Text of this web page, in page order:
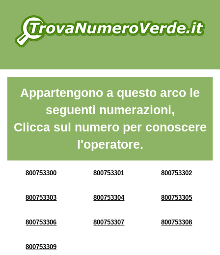
Appartengono a questo arco le
seguenti numerazioni,
Clicca sul numero per conoscere
l'operatore.
800753300 800753301 800753302
800753303 800753304 800753305
800753306 800753307 800753308
800753309